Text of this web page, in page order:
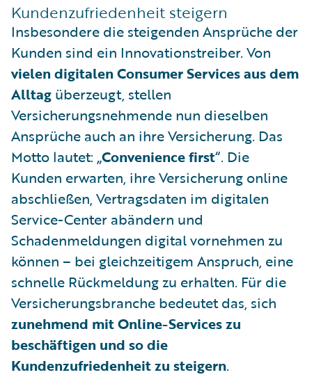
Kundenzufriedenheit steigern
Insbesondere die steigenden Ansprüche der
Kunden sind ein Innovationstreiber. Von
vielen digitalen Consumer Services aus dem
Alltag überzeugt, stellen
Versicherungsnehmende nun dieselben
Ansprüche auch an ihre Versicherung. Das
Motto lautet: „Convenience first“. Die
Kunden erwarten, ihre Versicherung online
abschließen, Vertragsdaten im digitalen
Service-Center abändern und
Schadenmeldungen digital vornehmen zu
können – bei gleichzeitigem Anspruch, eine
schnelle Rückmeldung zu erhalten. Für die
Versicherungsbranche bedeutet das, sich
zunehmend mit Online-Services zu
beschäftigen und so die
Kundenzufriedenheit zu steigern.